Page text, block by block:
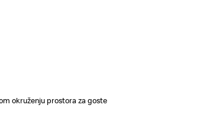
okruženju prostora za goste